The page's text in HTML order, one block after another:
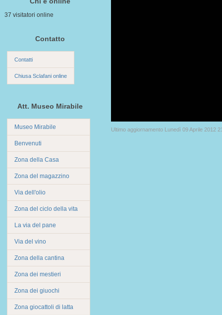
37 visitatori online
Contatto
Contatti
Chiusa Sclafani online
Att. Museo Mirabile
Museo Mirabile
Benvenuti
Zona della Casa
Zona del magazzino
Via dell'olio
Zona del ciclo della vita
La via del pane
Via del vino
Zona della cantina
Zona dei mestieri
Zona dei giuochi
Zona giocattoli di latta
Ultimo aggiornamento Lunedì 09 Aprile 2012